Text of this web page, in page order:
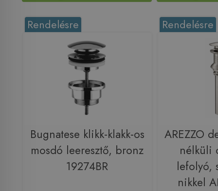
Rendelésre
Bugnatese klikk-klakk-os
mosdó leeresztő, bronz
19274BR
Rendelésre
AREZZO
nélküli
lefolyó,
nikkel